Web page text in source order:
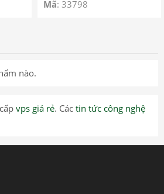
Mã: 33798
nào.
vps giá rẻ. Các tin tức công nghệ